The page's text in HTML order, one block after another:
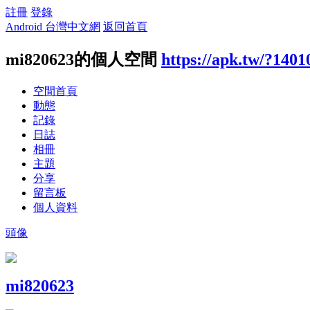
註冊 登錄
Android 台灣中文網 返回首頁
mi820623的個人空間 https://apk.tw/
空間首頁
動態
記錄
日誌
相冊
主題
分享
留言板
個人資料
頭像
mi820623